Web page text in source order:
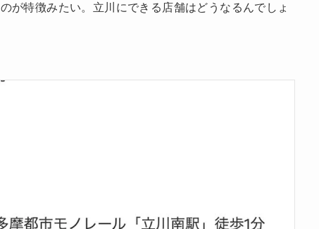
のが特徴みたい。立川にできる店舗はどうなるんでしょ